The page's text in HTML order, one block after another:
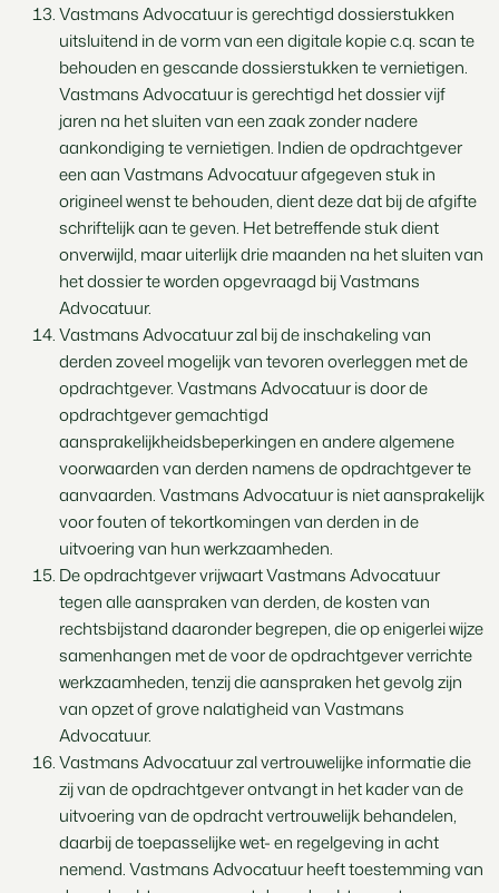
Vastmans Advocatuur is gerechtigd dossierstukken
uitsluitend in de vorm van een digitale kopie c.q. scan te
behouden en gescande dossierstukken te vernietigen.
Vastmans Advocatuur is gerechtigd het dossier vijf
jaren na het sluiten van een zaak zonder nadere
aankondiging te vernietigen. Indien de opdrachtgever
een aan Vastmans Advocatuur afgegeven stuk in
origineel wenst te behouden, dient deze dat bij de afgifte
schriftelijk aan te geven. Het betreffende stuk dient
onverwijld, maar uiterlijk drie maanden na het sluiten van
het dossier te worden opgevraagd bij Vastmans
Advocatuur.
Vastmans Advocatuur zal bij de inschakeling van
derden zoveel mogelijk van tevoren overleggen met de
opdrachtgever. Vastmans Advocatuur is door de
opdrachtgever gemachtigd
aansprakelijkheidsbeperkingen en andere algemene
voorwaarden van derden namens de opdrachtgever te
aanvaarden. Vastmans Advocatuur is niet aansprakelijk
voor fouten of tekortkomingen van derden in de
uitvoering van hun werkzaamheden.
De opdrachtgever vrijwaart Vastmans Advocatuur
tegen alle aanspraken van derden, de kosten van
rechtsbijstand daaronder begrepen, die op enigerlei wijze
samenhangen met de voor de opdrachtgever verrichte
werkzaamheden, tenzij die aanspraken het gevolg zijn
van opzet of grove nalatigheid van Vastmans
Advocatuur.
Vastmans Advocatuur zal vertrouwelijke informatie die
zij van de opdrachtgever ontvangt in het kader van de
uitvoering van de opdracht vertrouwelijk behandelen,
daarbij de toepasselijke wet- en regelgeving in acht
nemend. Vastmans Advocatuur heeft toestemming van